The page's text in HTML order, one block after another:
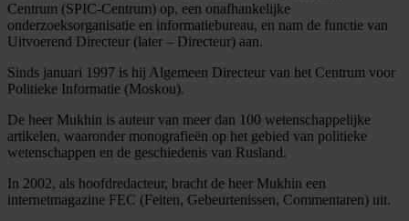
Centrum (SPIC-Centrum) op, een onafhankelijke
onderzoeksorganisatie en informatiebureau, en nam de functie van
Uitvoerend Directeur (later – Directeur) aan.
Sinds januari 1997 is hij Algemeen Directeur van het Centrum voor
Politieke Informatie (Moskou).
De heer Mukhin is auteur van meer dan 100 wetenschappelijke
artikelen, waaronder monografieën op het gebied van politieke
wetenschappen en de geschiedenis van Rusland.
In 2002, als hoofdredacteur, bracht de heer Mukhin een
internetmagazine FEC (Feiten, Gebeurtenissen, Commentaren) uit.